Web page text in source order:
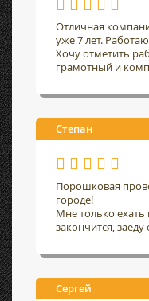
Отличная
уже 7 лет.
Хочу отметить
грамотный и
Степан
Порошковая
городе!
Мне только ехать
закончится,
Сергей